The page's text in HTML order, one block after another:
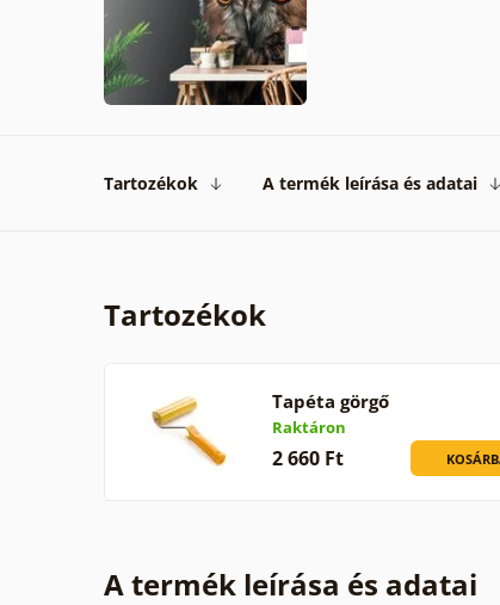
Tartozékok A termék leírása és adatai
Tartozékok
Tapéta görgő
Raktáron
2 660 Ft
A termék leírása és adatai